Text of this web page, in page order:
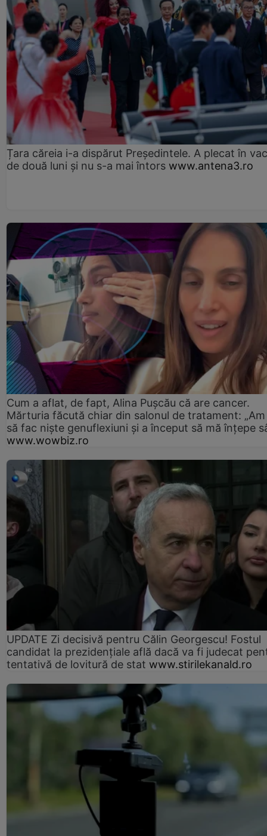
Țara căreia i-a dispărut Președintele. A plecat în
de două luni și nu s-a mai întors www.antena3.ro
Cum a aflat, de fapt, Alina Pușcău că are cancer.
Mărturia făcută chiar din salonul de tratament:
să fac niște genuflexiuni și a început să mă înțepe
www.wowbiz.ro
UPDATE Zi decisivă pentru Călin Georgescu! Fostul
candidat la prezidențiale află dacă va fi judecat
tentativă de lovitură de stat www.stirilekanald.ro